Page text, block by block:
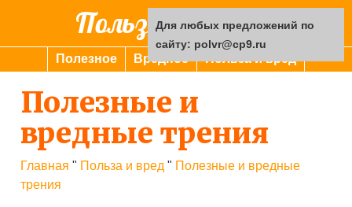
Польза или вред
Полезное Вредное Польза и вред
Полезные и
вредные трения
Главная " Польза и вред " Полезные и вредные
трения
Для любых предложений по
сайту: polvr@cp9.ru